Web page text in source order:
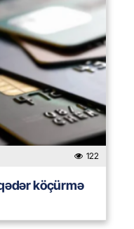
122
köçürmə